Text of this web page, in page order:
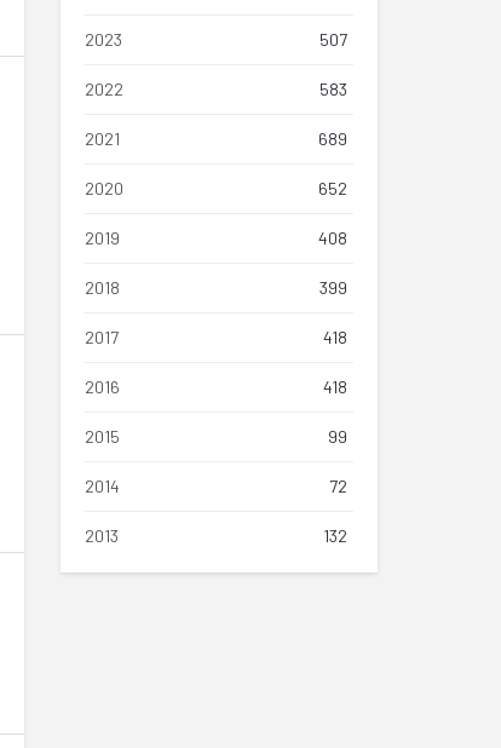
2023 507
2022 583
2021 689
2020 652
2019 408
2018 399
2017 418
2016 418
2015 99
2014 72
2013 132